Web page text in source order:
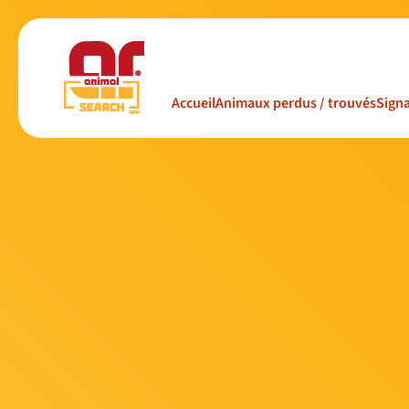
AccueilAnimaux perdus / trouvés